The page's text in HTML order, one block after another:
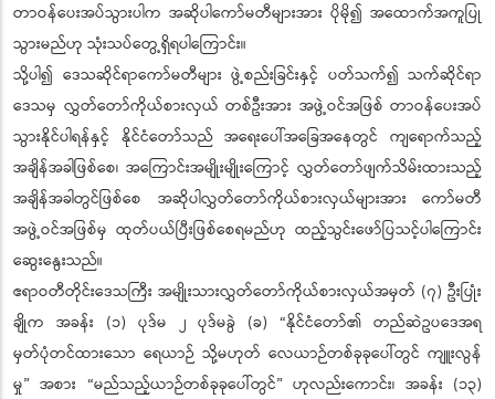
တာဝန်ပေးအပ်သွားပါက အဆိုပါကော်မတီများအား ပိုမို၍ အထောက်အကူပြု
သွားမည်ဟု သုံးသပ်တွေ့ရှိရပါကြောင်း။
သို့ပါ၍ ဒေသဆိုင်ရာကော်မတီများ ဖွဲ့စည်းခြင်းနှင့် ပတ်သက်၍ သက်ဆိုင်ရာ
ဒေသမှ လွှတ်တော်ကိုယ်စားလှယ် တစ်ဦးအား အဖွဲ့ဝင်အဖြစ် တာဝန်ပေးအပ်
သွားနိုင်ပါရန်နှင့် နိုင်ငံတော်သည် အရေးပေါ်အခြေအနေတွင် ကျရောက်သည့်
အချိန်အခါဖြစ်စေ၊ အကြောင်းအမျိုးမျိုးကြောင့် လွှတ်တော်ဖျက်သိမ်းထားသည့်
အချိန်အခါတွင်ဖြစ်စေ အဆိုပါလွှတ်တော်ကိုယ်စားလှယ်များအား ကော်မတီ
အဖွဲ့ဝင်အဖြစ်မှ ထုတ်ပယ်ပြီးဖြစ်စေရမည်ဟု ထည့်သွင်းဖော်ပြသင့်ပါကြောင်း
ဆွေးနွေးသည်။
ဧရာဝတီတိုင်းဒေသကြီး အမျိုးသားလွှတ်တော်ကိုယ်စားလှယ်အမှတ် (၇) ဦးပြုံး
ချိုက အခန်း (၁) ပုဒ်မ ၂ ပုဒ်မခွဲ (ခ) “နိုင်ငံတော်၏ တည်ဆဲဥပဒေအရ
မှတ်ပုံတင်ထားသော ရေယာဉ် သို့မဟုတ် လေယာဉ်တစ်ခုခုပေါ်တွင် ကျူးလွန်
မှု” အစား “မည်သည့်ယာဉ်တစ်ခုခုပေါ်တွင်” ဟုလည်းကောင်း၊ အခန်း (၁၃)